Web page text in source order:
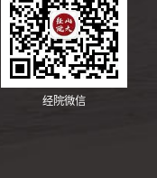
经院微信